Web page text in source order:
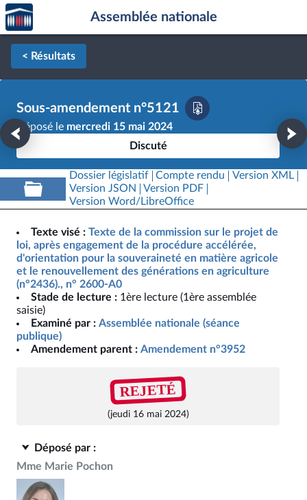
Aller au contenu
Aller en bas de la page
Accèder
à la
page
d'accueil
Assemblée nationale
< Résultats
Sous-amendement n°5121
Déposé le mercredi 15 mai 2024
Discuté
Dossier législatif Compte rendu
Version XML
Version JSON
Version PDF
Version Word/LibreOffice
Texte visé : Texte de la commission sur le projet de
loi, après engagement de la procédure accélérée,
d'orientation pour la souveraineté en matière agricole
et le renouvellement des générations en agriculture
(n°2436)., n° 2600-A0
Stade de lecture : 1ère lecture (1ère assemblée
saisie)
Examiné par : Assemblée nationale (séance
publique)
Amendement parent : Amendement n°3952
REJETÉ
(jeudi 16 mai 2024)
Déposé par :
Mme Marie Pochon